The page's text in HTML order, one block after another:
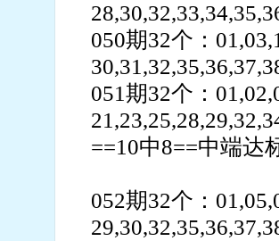
050期32个：
051期32个：
==10中8==中端达
052期32个：